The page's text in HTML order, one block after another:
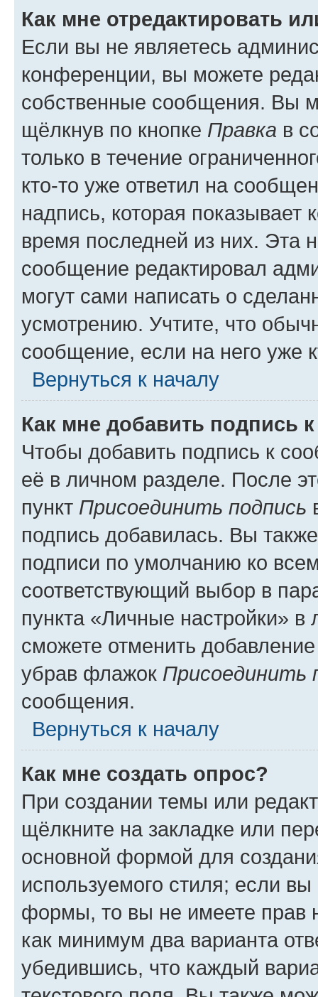
Как мне отредактировать
Если вы не являетесь
конференции, вы можете
собственные сообщения. Вы
щёлкнув по кнопке Правка в
только в течение
кто-то уже ответил на
надпись, которая показывает
время последней из них. Эта
сообщение редактировал
могут сами написать о
усмотрению. Учтите, что
сообщение, если на него уже
Вернуться к началу
Как мне добавить подпись
Чтобы добавить подпись к
её в личном разделе. После
пункт Присоединить подпись
подпись добавилась. Вы
подписи по умолчанию ко
соответствующий выбор в
пункта «Личные настройки»
сможете отменить
убрав флажок Присоединить
сообщения.
Вернуться к началу
Как мне создать опрос?
При создании темы или
щёлкните на закладке или
основной формой для
используемого стиля; если
формы, то вы не имеете прав
как минимум два варианта
убедившись, что каждый